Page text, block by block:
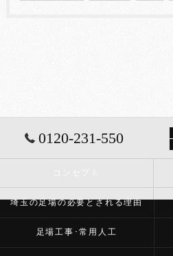
0120-231-550
埼玉の足場の必要とされる理由
足場工事･常用人工